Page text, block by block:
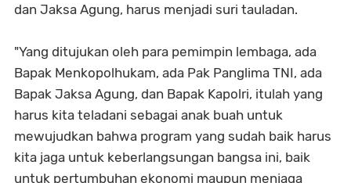
dan Jaksa Agung, harus menjadi suri tauladan.
"Yang ditujukan oleh para pemimpin lembaga, ada
Bapak Menkopolhukam, ada Pak Panglima TNI, ada
Bapak Jaksa Agung, dan Bapak Kapolri, itulah yang
harus kita teladani sebagai anak buah untuk
mewujudkan bahwa program yang sudah baik harus
kita jaga untuk keberlangsungan bangsa ini, baik
untuk pertumbuhan ekonomi maupun menjaga